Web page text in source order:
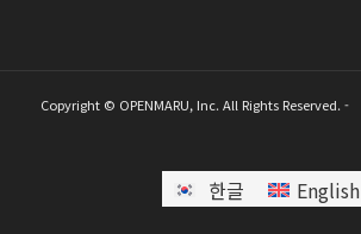
Copyright © OPENMARU, Inc. All Rights Reserved. -
한글 English